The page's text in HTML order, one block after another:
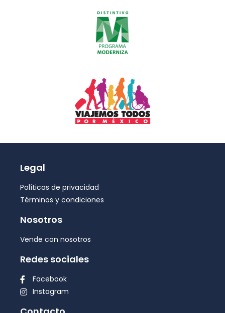
Legal
Políticas de privacidad
Términos y condiciones
Nosotros
Vende con nosotros
Redes sociales
Facebook
Instagram